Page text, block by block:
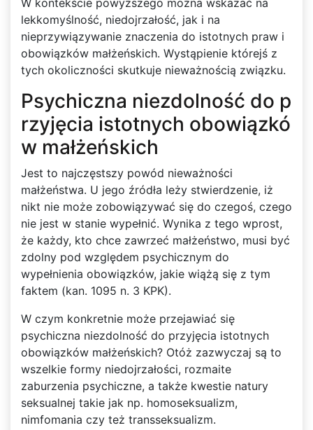
lekkomyślność, niedojrzałość, jak i na
nieprzywiązywanie znaczenia do istotnych praw i
obowiązków małżeńskich. Wystąpienie którejś z
tych okoliczności skutkuje nieważnością związku.
Psychiczna niezdolność do p
rzyjęcia istotnych obowiązkó
w małżeńskich
Jest to najczęstszy powód nieważności
małżeństwa. U jego źródła leży stwierdzenie, iż
nikt nie może zobowiązywać się do czegoś, czego
nie jest w stanie wypełnić. Wynika z tego wprost,
że każdy, kto chce zawrzeć małżeństwo, musi być
zdolny pod względem psychicznym do
wypełnienia obowiązków, jakie wiążą się z tym
faktem (kan. 1095 n. 3 KPK).
W czym konkretnie może przejawiać się
psychiczna niezdolność do przyjęcia istotnych
obowiązków małżeńskich? Otóż zazwyczaj są to
wszelkie formy niedojrzałości, rozmaite
zaburzenia psychiczne, a także kwestie natury
seksualnej takie jak np. homoseksualizm,
nimfomania czy też transseksualizm.